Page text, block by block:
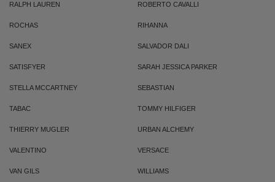
RALPH LAUREN ROBERTO CAVALLI
ROCHAS RIHANNA
SANEX SALVADOR DALI
SATISFYER SARAH JESSICA PARKER
STELLA MCCARTNEY SEBASTIAN
TABAC TOMMY HILFIGER
THIERRY MUGLER URBAN ALCHEMY
VALENTINO VERSACE
VAN GILS WILLIAMS